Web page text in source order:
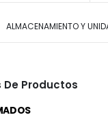
ALMACENAMIENTO Y
Productos